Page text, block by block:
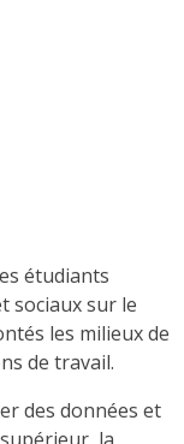
étudiants
sociaux sur le
les milieux de
de travail.
des données et